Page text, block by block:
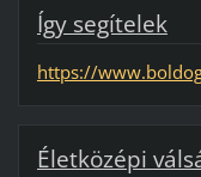
Így segítelek
https://
Életközépi